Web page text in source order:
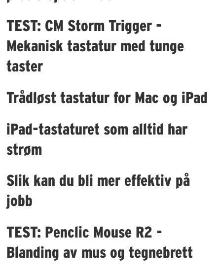
TEST: CM Storm Trigger -
Mekanisk tastatur med tunge
taster
Trådløst tastatur for Mac og iPad
iPad-tastaturet som alltid har
strøm
Slik kan du bli mer effektiv på
jobb
TEST: Penclic Mouse R2 -
Blanding av mus og tegnebrett